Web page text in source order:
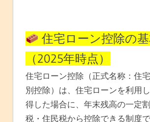
住宅ローン控除の
（2025年時点）
住宅ローン控除（正式名称：住
別控除）は、住宅ローンを利用
得した場合に、年末残高の一定
税・住民税から控除できる制度で